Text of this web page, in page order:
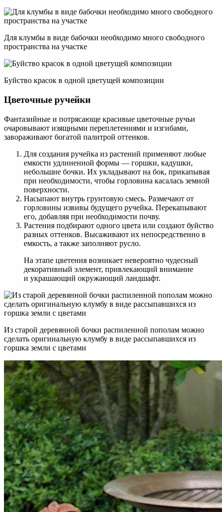
Для клумбы в виде бабочки необходимо много свободного
пространства на участке
Буйство красок в одной цветущей композиции
Цветочные ручейки
Фантазийные и потрясающе красивые цветочные ручьи
очаровывают изящными переплетениями и изгибами,
завораживают богатой палитрой оттенков.
Для создания ручейка из растений применяют любые
емкости удлиненной формы — горшки, кадушки,
небольшие бочки. Их укладывают на бок, прикапывая
при необходимости, чтобы горловина касалась земной
поверхности.
Насыпают внутрь грунтовую смесь. Размечают от
горловины извивы будущего ручейка. Перекапывают
его, добавляя при необходимости почву.
Растения подбирают одного цвета или создают буйство
разных оттенков. Высаживают их непосредственно в
емкость, а также заполняют русло.
На этапе цветения возникает невероятно чудесный
декоративный элемент, привлекающий внимание
и украшающий окружающий ландшафт.
Из старой деревянной бочки распиленной пополам можно
сделать оригинальную клумбу в виде рассыпавшихся из
горшка земли с цветами